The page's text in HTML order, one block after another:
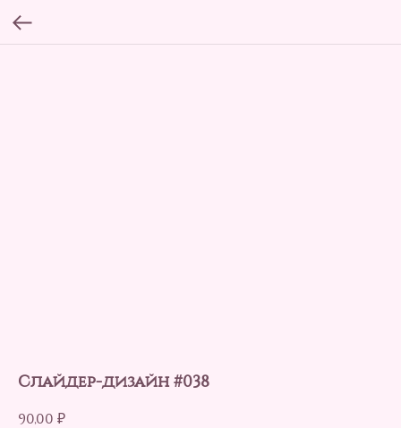
Слайдер-дизайн #038
90,00 ₽